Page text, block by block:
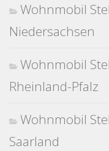
Wohnmobil
Niedersachsen
Wohnmobil
Rheinland-Pfalz
Wohnmobil
Saarland